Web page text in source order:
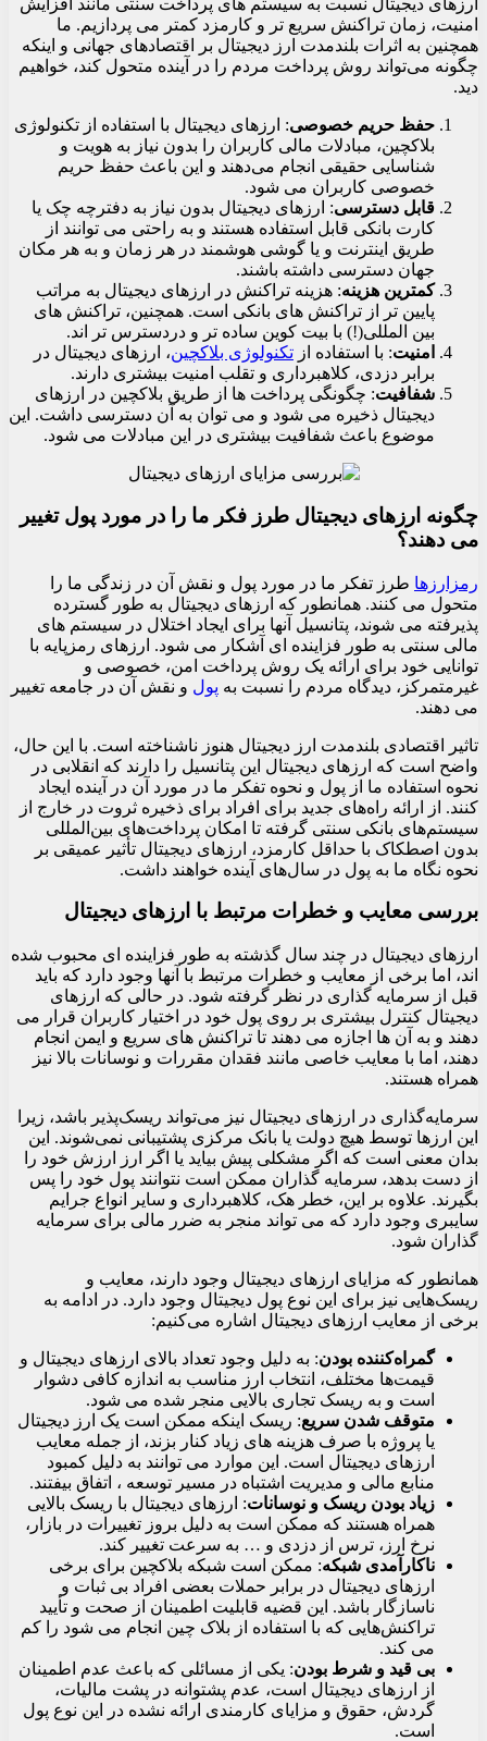
ارزهای دیجیتال نسبت به سیستم های پرداخت سنتی مانند افزایش
امنیت، زمان تراکنش سریع تر و کارمزد کمتر می پردازیم. ما
همچنین به اثرات بلندمدت ارز دیجیتال بر اقتصادهای جهانی و اینکه
چگونه می‌تواند روش پرداخت مردم را در آینده متحول کند، خواهیم
دید.
حفظ حریم خصوصی: ارزهای دیجیتال با استفاده از تکنولوژی
بلاکچین، مبادلات مالی کاربران را بدون نیاز به هویت و
شناسایی حقیقی انجام می‌دهند و این باعث حفظ حریم
خصوصی کاربران می شود.
قابل دسترسی: ارزهای دیجیتال بدون نیاز به دفترچه چک یا
کارت بانکی قابل استفاده هستند و به راحتی می توانند از
طریق اینترنت و یا گوشی هوشمند در هر زمان و به هر مکان
جهان دسترسی داشته باشند.
کمترین هزینه: هزینه تراکنش در ارزهای دیجیتال به مراتب
پایین تر از تراکنش های بانکی است. همچنین، تراکنش های
بین المللی(!) با بیت کوین ساده تر و دردسترس تر اند.
امنیت: با استفاده از تکنولوژی بلاکچین، ارزهای دیجیتال در
برابر دزدی، کلاهبرداری و تقلب امنیت بیشتری دارند.
شفافیت: چگونگی پرداخت ها از طریق بلاکچین در ارزهای
دیجیتال ذخیره می شود و می توان به آن دسترسی داشت. این
موضوع باعث شفافیت بیشتری در این مبادلات می شود.
چگونه ارزهای دیجیتال طرز فکر ما را در مورد پول تغییر
می دهند؟
رمزارزها طرز تفکر ما در مورد پول و نقش آن در زندگی ما را
متحول می کنند. همانطور که ارزهای دیجیتال به طور گسترده
پذیرفته می شوند، پتانسیل آنها برای ایجاد اختلال در سیستم های
مالی سنتی به طور فزاینده ای آشکار می شود. ارزهای رمزپایه با
توانایی خود برای ارائه یک روش پرداخت امن، خصوصی و
غیرمتمرکز، دیدگاه مردم را نسبت به پول و نقش آن در جامعه تغییر
می دهند.
تاثیر اقتصادی بلندمدت ارز دیجیتال هنوز ناشناخته است. با این حال،
واضح است که ارزهای دیجیتال این پتانسیل را دارند که انقلابی در
نحوه استفاده ما از پول و نحوه تفکر ما در مورد آن در آینده ایجاد
کنند. از ارائه راه‌های جدید برای افراد برای ذخیره ثروت در خارج از
سیستم‌های بانکی سنتی گرفته تا امکان پرداخت‌های بین‌المللی
بدون اصطکاک با حداقل کارمزد، ارزهای دیجیتال تأثیر عمیقی بر
نحوه نگاه ما به پول در سال‌های آینده خواهند داشت.
بررسی معایب و خطرات مرتبط با ارزهای دیجیتال
ارزهای دیجیتال در چند سال گذشته به طور فزاینده ای محبوب شده
اند، اما برخی از معایب و خطرات مرتبط با آنها وجود دارد که باید
قبل از سرمایه گذاری در نظر گرفته شود. در حالی که ارزهای
دیجیتال کنترل بیشتری بر روی پول خود در اختیار کاربران قرار می
دهند و به آن ها اجازه می دهند تا تراکنش های سریع و ایمن انجام
دهند، اما با معایب خاصی مانند فقدان مقررات و نوسانات بالا نیز
همراه هستند.
سرمایه‌گذاری در ارزهای دیجیتال نیز می‌تواند ریسک‌پذیر باشد، زیرا
این ارزها توسط هیچ دولت یا بانک مرکزی پشتیبانی نمی‌شوند. این
بدان معنی است که اگر مشکلی پیش بیاید یا اگر ارز ارزش خود را
از دست بدهد، سرمایه گذاران ممکن است نتوانند پول خود را پس
بگیرند. علاوه بر این، خطر هک، کلاهبرداری و سایر انواع جرایم
سایبری وجود دارد که می تواند منجر به ضرر مالی برای سرمایه
گذاران شود.
همانطور که مزایای ارزهای دیجیتال وجود دارند، معایب و
ریسک‌هایی نیز برای این نوع پول دیجیتال وجود دارد. در ادامه به
برخی از معایب ارزهای دیجیتال اشاره می‌کنیم:
گمراه‌کننده بودن: به دلیل وجود تعداد بالای ارزهای دیجیتال و
قیمت‌ها مختلف، انتخاب ارز مناسب به اندازه کافی دشوار
است و به ریسک تجاری بالایی منجر شده می شود.
متوقف شدن سریع: ریسک اینکه ممکن است یک ارز دیجیتال
یا پروژه با صرف هزینه های زیاد کنار بزند، از جمله معایب
ارزهای دیجیتال است. این موارد می توانند به دلیل کمبود
منابع مالی و مدیریت اشتباه در مسیر توسعه ، اتفاق بیفتند.
زیاد بودن ریسک و نوسانات: ارزهای دیجیتال با ریسک بالایی
همراه هستند که ممکن است به دلیل بروز تغییرات در بازار،
نرخ ارز، ترس از دزدی و … به سرعت تغییر کند.
ناکارآمدی شبکه: ممکن است شبکه بلاکچین برای برخی
ارزهای دیجیتال در برابر حملات بعضی افراد بی ثبات و
ناسازگار باشد. این قضیه قابلیت اطمینان از صحت و تأیید
تراکنش‌هایی که با استفاده از بلاک چین انجام می شود را کم
می کند.
بی قید و شرط بودن: یکی از مسائلی که باعث عدم اطمینان
از ارزهای دیجیتال است، عدم پشتوانه در پشت مالیات،
گردش، حقوق و مزایای کارمندی ارائه نشده در این نوع پول
است.